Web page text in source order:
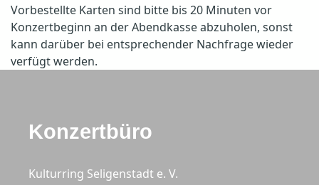
Vorbestellte Karten sind bitte bis 20 Minuten vor
Konzertbeginn an der Abendkasse abzuholen, sonst
kann darüber bei entsprechender Nachfrage wieder
verfügt werden.
Konzertbüro
Kulturring Seligenstadt e. V.